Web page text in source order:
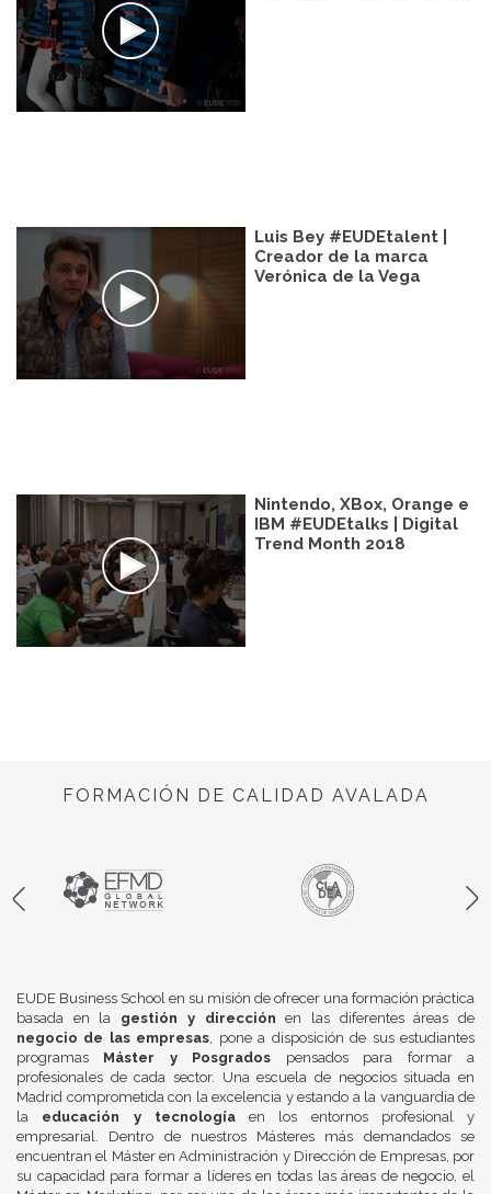
Luis Bey #EUDEtalent |
Creador de la marca
Verónica de la Vega
Nintendo, XBox, Orange e
IBM #EUDEtalks | Digital
Trend Month 2018
FORMACIÓN DE CALIDAD AVALADA
EUDE Business School en su misión de ofrecer una formación práctica
basada en la gestión y dirección en las diferentes áreas de
negocio de las empresas, pone a disposición de sus estudiantes
programas Máster y Posgrados pensados para formar a
profesionales de cada sector. Una escuela de negocios situada en
Madrid comprometida con la excelencia y estando a la vanguardia de
la educación y tecnologíaen los entornos profesional y
empresarial. Dentro de nuestros Másteres más demandados se
encuentran el Máster en Administración y Dirección de Empresas, por
su capacidad para formar a líderes en todas las áreas de negocio, el